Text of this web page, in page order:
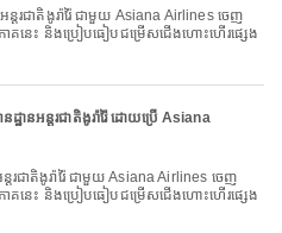
គនេះ និងប្រៀបធៀបជម្រើសជើងហោះហើរផ្សេង
ានអន្តរជាតិងូរ៉ារ៉ៃ ដោយប្រើ Asiana
គនេះ និងប្រៀបធៀបជម្រើសជើងហោះហើរផ្សេង